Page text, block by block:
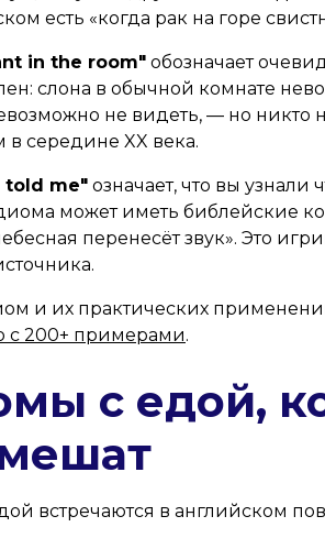
есть «когда рак на горе
in the room" обозначает
слона в обычной комнате
не видеть, — но никто
середине XX века.
told me" означает, что вы узнали
может иметь библейские
перенесёт звук». Это
и их практических
с 200+ примерами.
с едой,
встречаются в английском